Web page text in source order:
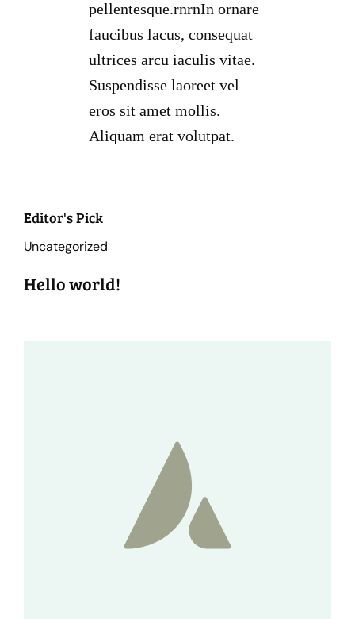
pellentesque.rnrnIn ornare
faucibus lacus, consequat
ultrices arcu iaculis vitae.
Suspendisse laoreet vel
eros sit amet mollis.
Aliquam erat volutpat.
Editor's Pick
Uncategorized
Hello world!